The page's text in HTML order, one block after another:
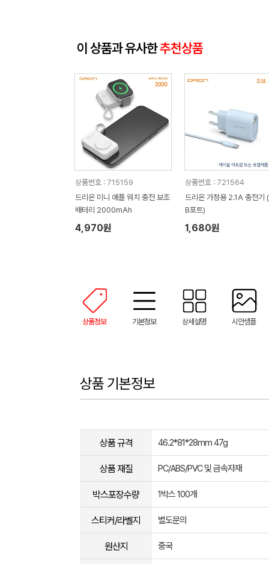
이 상품과 유사한추천상품
상품번호 : 715159
드리온 미니 애플 워치 충전 보조
배터리 2000mAh
4,970원
상품번호 : 721564
드리온 가정용 2.1A 충전기
B포트)
1,680원
상품정보 기본정보 상세설명 시안샘플
상품 기본정보
상품 규격 46.2*81*28mm 47g
상품 재질 PC/ABS/PVC 및 금속자재
박스포장수량 1박스 100개
스티커/라벨지 별도문의
원산지 중국